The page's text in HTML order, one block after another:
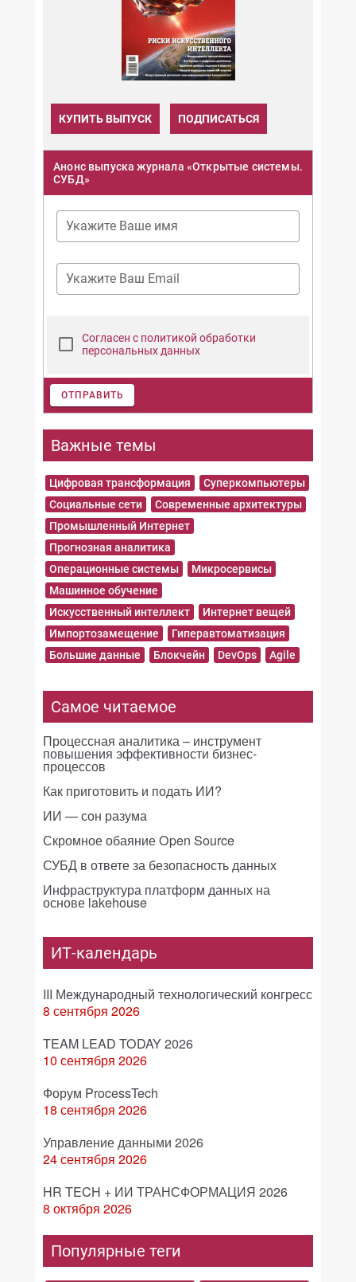
КУПИТЬ ВЫПУСК ПОДПИСАТЬСЯ
Анонс выпуска журнала «Открытые системы.
СУБД»
Укажите Ваше имя
Укажите Ваш Email
Согласен с политикой обработки
персональных данных
ОТПРАВИТЬ
Важные темы
Цифровая трансформация
Суперкомпьютеры
Социальные сети
Современные архитектуры
Промышленный Интернет
Прогнозная аналитика
Операционные системы
Микросервисы
Машинное обучение
Искусственный интеллект
Интернет вещей
Импортозамещение
Гиперавтоматизация
Большие данные
Блокчейн DevOps Agile
Самое читаемое
Процессная аналитика – инструмент
повышения эффективности бизнес-
процессов
Как приготовить и подать ИИ?
ИИ — сон разума
Скромное обаяние Open Source
СУБД в ответе за безопасность данных
Инфраструктура платформ данных на
основе lakehouse
ИТ-календарь
III Международный технологический конгресс
8 сентября 2026
TEAM LEAD TODAY 2026
10 сентября 2026
Форум ProcessTech
18 сентября 2026
Управление данными 2026
24 сентября 2026
HR TECH + ИИ ТРАНСФОРМАЦИЯ 2026
8 октября 2026
Популярные теги